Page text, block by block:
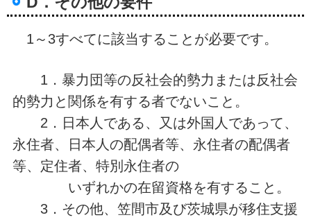
1～3すべてに該当することが必要です。
1．暴力団等の反社会的勢力または反社会
的勢力と関係を有する者でないこと。
2．日本人である、又は外国人であって、
永住者、日本人の配偶者等、永住者の配偶者
等、定住者、特別永住者の
いずれかの在留資格を有すること。
3．その他、笠間市及び茨城県が移住支援